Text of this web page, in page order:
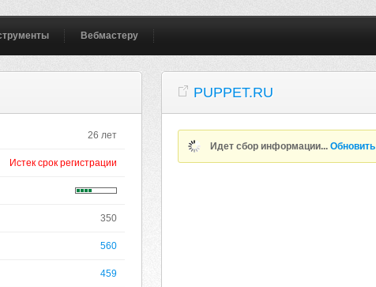
Вебмастеру
26 лет
Истек срок регистрации
350
560
459
PUPPET.RU
Идет сбор информации...Обновить